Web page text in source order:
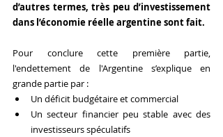
d’autres termes, très peu d’investissement
dans l’économie réelle argentine sont fait.
Pour conclure cette première partie,
l'endettement de l'Argentine s’explique en
grande partie par :
Un déficit budgétaire et commercial
Un secteur financier peu stable avec des
investisseurs spéculatifs